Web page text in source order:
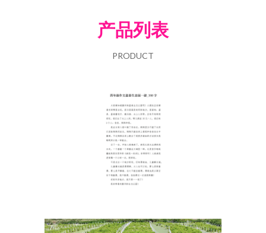
产品列表
PRODUCT